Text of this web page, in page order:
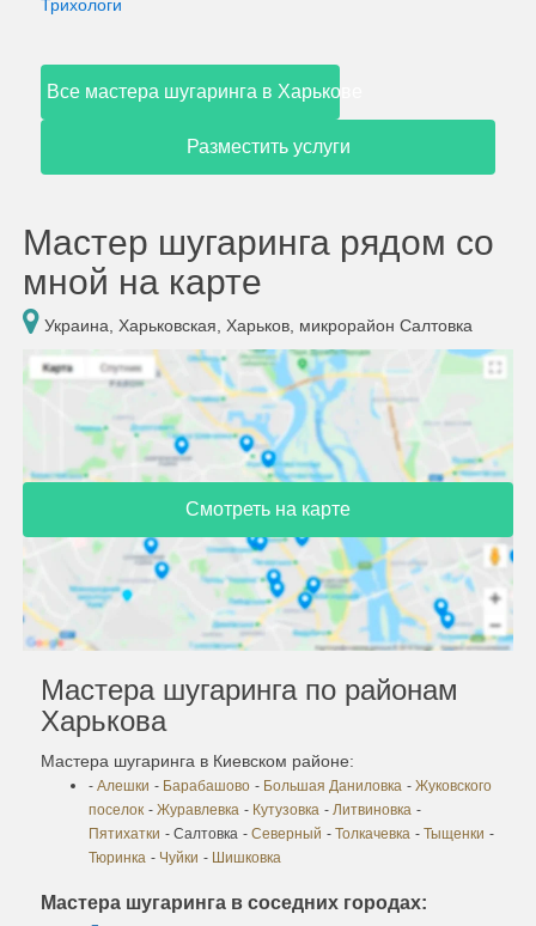
Трихологи
Все мастера шугаринга в Харькове
Разместить услуги
Мастер шугаринга рядом со
мной на карте
Украина, Харьковская, Харьков, микрорайон Салтовка
Смотреть на карте
Мастера шугаринга по районам
Харькова
Мастера шугаринга в Киевском районе:
- Алешки - Барабашово - Большая Даниловка - Жуковского
поселок - Журавлевка - Кутузовка - Литвиновка -
Пятихатки - Салтовка - Северный - Толкачевка - Тыщенки -
Тюринка - Чуйки - Шишковка
Мастера шугаринга в соседних городах: